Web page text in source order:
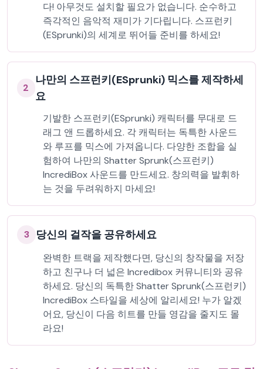
다! 아무것도 설치할 필요가 없습니다. 순수하고
즉각적인 음악적 재미가 기다립니다. 스프런키
(ESprunki)의 세계로 뛰어들 준비를 하세요!
2
나만의 스프런키(ESprunki) 믹스를 제작하세
요
기발한 스프런키(ESprunki) 캐릭터를 무대로 드
래그 앤 드롭하세요. 각 캐릭터는 독특한 사운드
와 루프를 믹스에 가져옵니다. 다양한 조합을 실
험하여 나만의 Shatter Sprunk(스프런키)
IncrediBox 사운드를 만드세요. 창의력을 발휘하
는 것을 두려워하지 마세요!
3 당신의 걸작을 공유하세요
완벽한 트랙을 제작했다면, 당신의 창작물을 저장
하고 친구나 더 넓은 Incredibox 커뮤니티와 공유
하세요. 당신의 독특한 Shatter Sprunk(스프런키)
IncrediBox 스타일을 세상에 알리세요! 누가 알겠
어요, 당신이 다음 히트를 만들 영감을 줄지도 몰
라요!